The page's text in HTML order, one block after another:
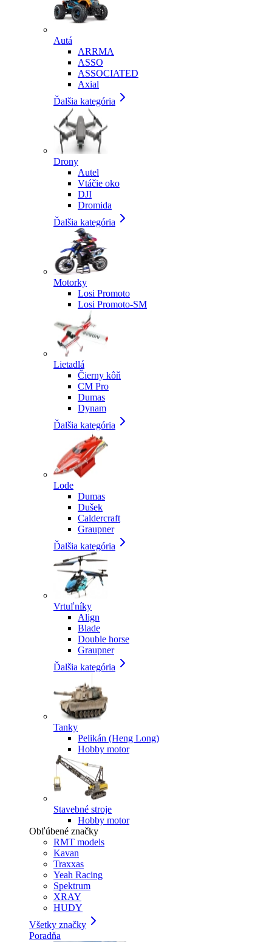
Autá
ARRMA
ASSO
ASSOCIATED
Axial
Ďalšia kategória
Drony
Autel
Vtáčie oko
DJI
Dromida
Ďalšia kategória
Motorky
Losi Promoto
Losi Promoto-SM
Lietadlá
Čierny kôň
CM Pro
Dumas
Dynam
Ďalšia kategória
Lode
Dumas
Dušek
Caldercraft
Graupner
Ďalšia kategória
Vrtuľníky
Align
Blade
Double horse
Graupner
Ďalšia kategória
Tanky
Pelikán (Heng Long)
Hobby motor
Stavebné stroje
Hobby motor
Obľúbené značky
RMT models
Kavan
Traxxas
Yeah Racing
Spektrum
XRAY
HUDY
Všetky značky
Poradňa